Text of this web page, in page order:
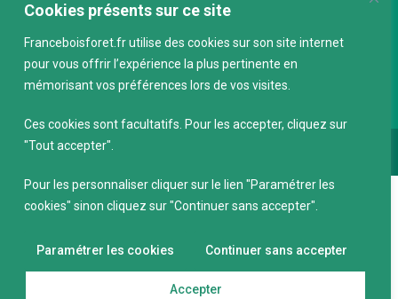
Cookies présents sur ce site
Franceboisforet.fr utilise des cookies sur son site internet
pour vous offrir l’expérience la plus pertinente en
mémorisant vos préférences lors de vos visites.
Ces cookies sont facultatifs. Pour les accepter, cliquez sur
"Tout accepter".
Pour les personnaliser cliquer sur le lien "Paramétrer les
cookies" sinon cliquez sur "Continuer sans accepter".
Paramétrer les cookies Continuer sans accepter
Accepter